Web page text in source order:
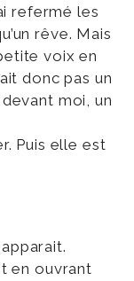
refermé les
rêve. Mais
voix en
donc pas un
moi, un
Puis elle est
en ouvrant